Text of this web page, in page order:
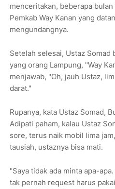
menceritakan, beberapa
Pemkab Way Kanan yang
mengundangnya.
Setelah selesai, Ustaz Somad
yang orang Lampung, "Way
menjawab, "Oh, jauh Ustaz,
darat."
Rupanya, kata Ustaz Somad,
Adipati paham, kalau Ustaz
sore, terus naik mobil lima
tausiah, ustaznya bisa mati.
"Saya tidak ada minta apa-
tak pernah request harus